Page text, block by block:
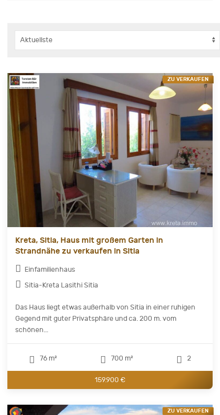
Kreta, Sitia, Haus mit großem Garten in
Strandnähe zu verkaufen in Sitia
Einfamilienhaus
Sitia-Kreta Lasithi Sitia
Das Haus liegt etwas außerhalb von Sitia in einer ruhigen
Gegend mit guter Privatsphäre und ca. 200 m. vom
schönen...
76 m² 700 m² 2
159.900 €
ZU VERKAUFEN
ZU VERKAUFEN